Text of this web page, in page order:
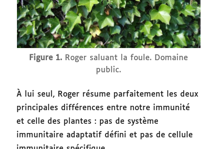
Figure 1. Roger saluant la foule. Domaine
public.
À lui seul, Roger résume parfaitement les deux
principales différences entre notre immunité
et celle des plantes : pas de système
immunitaire adaptatif défini et pas de cellule